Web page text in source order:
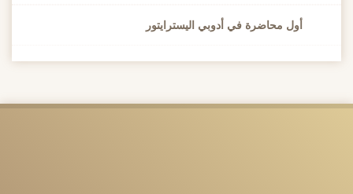
أول محاضرة في أدوبي اليسترايتور